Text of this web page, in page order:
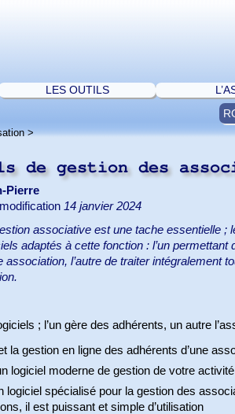
LES OUTILS
>
de gestion des
Pierre
14 janvier 2024
associative est une tache essentielle ;
adaptés à cette fonction : l’un permettant
association, l’autre de traiter intégralement
; l’un gère des adhérents, un autre
la gestion en ligne des adhérents d’une
logiciel moderne de gestion de votre
logiciel spécialisé pour la gestion des
il est puissant et simple d’utilisation